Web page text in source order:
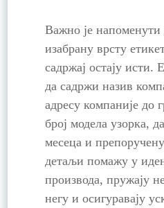
Важно је напоменути
изабрану врсту
садржај остају исти.
да садржи назив
адресу компаније до
број модела узорка,
месеца и
детаљи помажу у
производа, пружају
негу и осигуравају